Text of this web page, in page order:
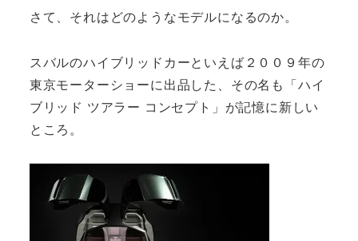
さて、それはどのようなモデルになるのか。
スバルのハイブリッドカーといえば２００９年の
東京モーターショーに出品した、その名も「ハイ
ブリッド ツアラー コンセプト」が記憶に新しい
ところ。